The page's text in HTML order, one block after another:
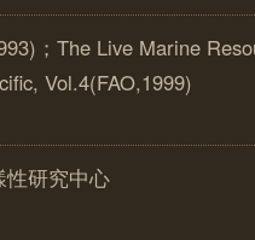
；The Live Marine
Vol.4(FAO,1999)
性研究中心